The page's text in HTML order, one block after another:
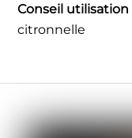
Conseil utilisation
citronnelle